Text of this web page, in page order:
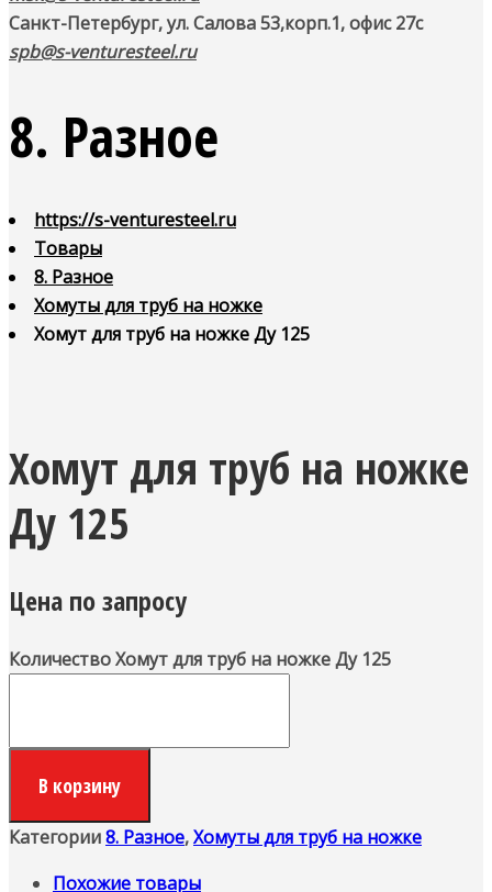
Санкт-Петербург, ул. Салова 53,корп.1, офис 27с
spb@s-venturesteel.ru
8. Разное
https://s-venturesteel.ru
Товары
8. Разное
Хомуты для труб на ножке
Хомут для труб на ножке Ду 125
Хомут для труб на ножке
Ду 125
Цена по запросу
Количество Хомут для труб на ножке Ду 125
В корзину
Категории8. Разное,Хомуты для труб на ножке
Похожие товары